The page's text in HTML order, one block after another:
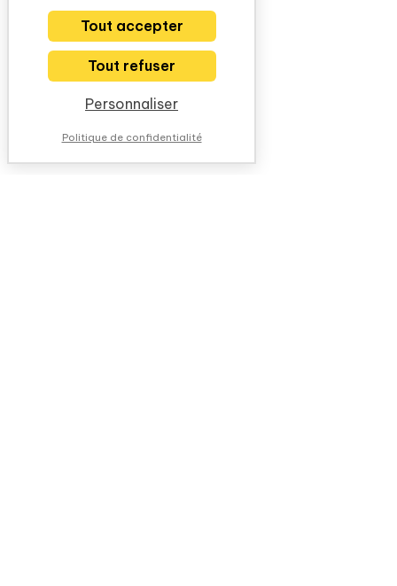
Tout accepter
Tout refuser
Personnaliser
Politique de confidentialité